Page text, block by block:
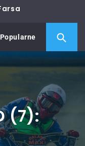
Popularne
(7):